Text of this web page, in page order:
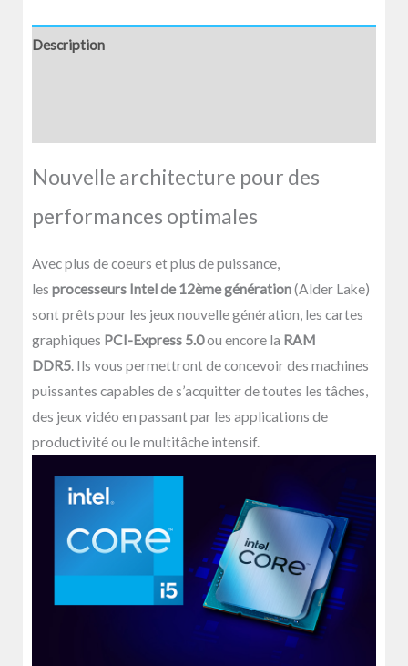
Description
Nouvelle architecture pour des
performances optimales
Avec plus de coeurs et plus de puissance,
les processeurs Intel de 12ème génération(Alder Lake)
sont prêts pour les jeux nouvelle génération, les cartes
graphiques PCI-Express 5.0ou encore la RAM
DDR5. Ils vous permettront de concevoir des machines
puissantes capables de s’acquitter de toutes les tâches,
des jeux vidéo en passant par les applications de
productivité ou le multitâche intensif.